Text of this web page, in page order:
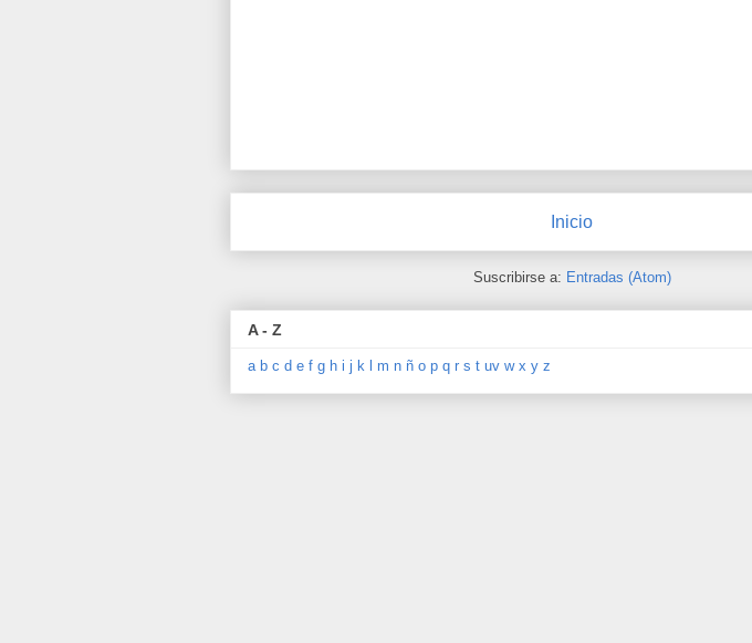
Inicio
Suscribirse a: Entradas (Atom)
A - Z
a b c d e f g h i j k m n ñ o p q r s t uv w x y z